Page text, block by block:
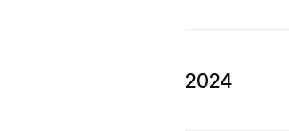
2024